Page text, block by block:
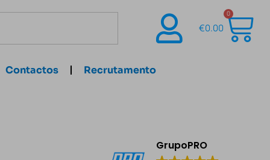
€0.00
0
Contactos Recrutamento
GrupoPRO